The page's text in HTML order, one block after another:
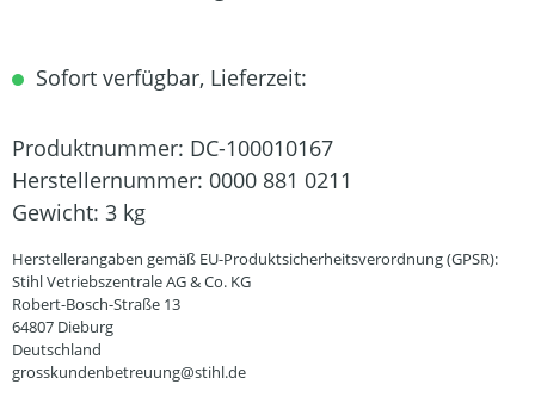
Sofort verfügbar, Lieferzeit:
Produktnummer: DC-100010167
Herstellernummer: 0000 881 0211
Gewicht: 3 kg
Herstellerangaben gemäß EU-Produktsicherheitsverordnung (GPSR):
Stihl Vetriebszentrale AG & Co. KG
Robert-Bosch-Straße 13
64807 Dieburg
Deutschland
grosskundenbetreuung@stihl.de